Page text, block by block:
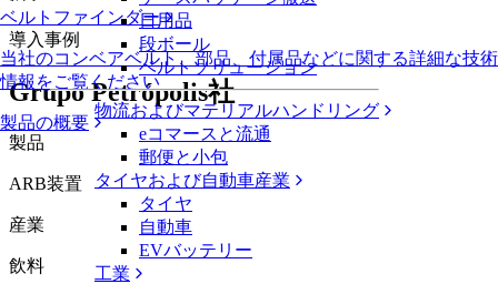
ベルトファインダー
当社のコンベアベルト、部品、付属品などに関する詳細な技術
情報をご覧ください
製品の概要
日用品
段ボール
ベルトソリューション
物流およびマテリアルハンドリング
eコマースと流通
郵便と小包
タイヤおよび自動車産業
タイヤ
自動車
EVバッテリー
工業
導入事例
Grupo Petrópolis社
製品
ARB装置
産業
飲料